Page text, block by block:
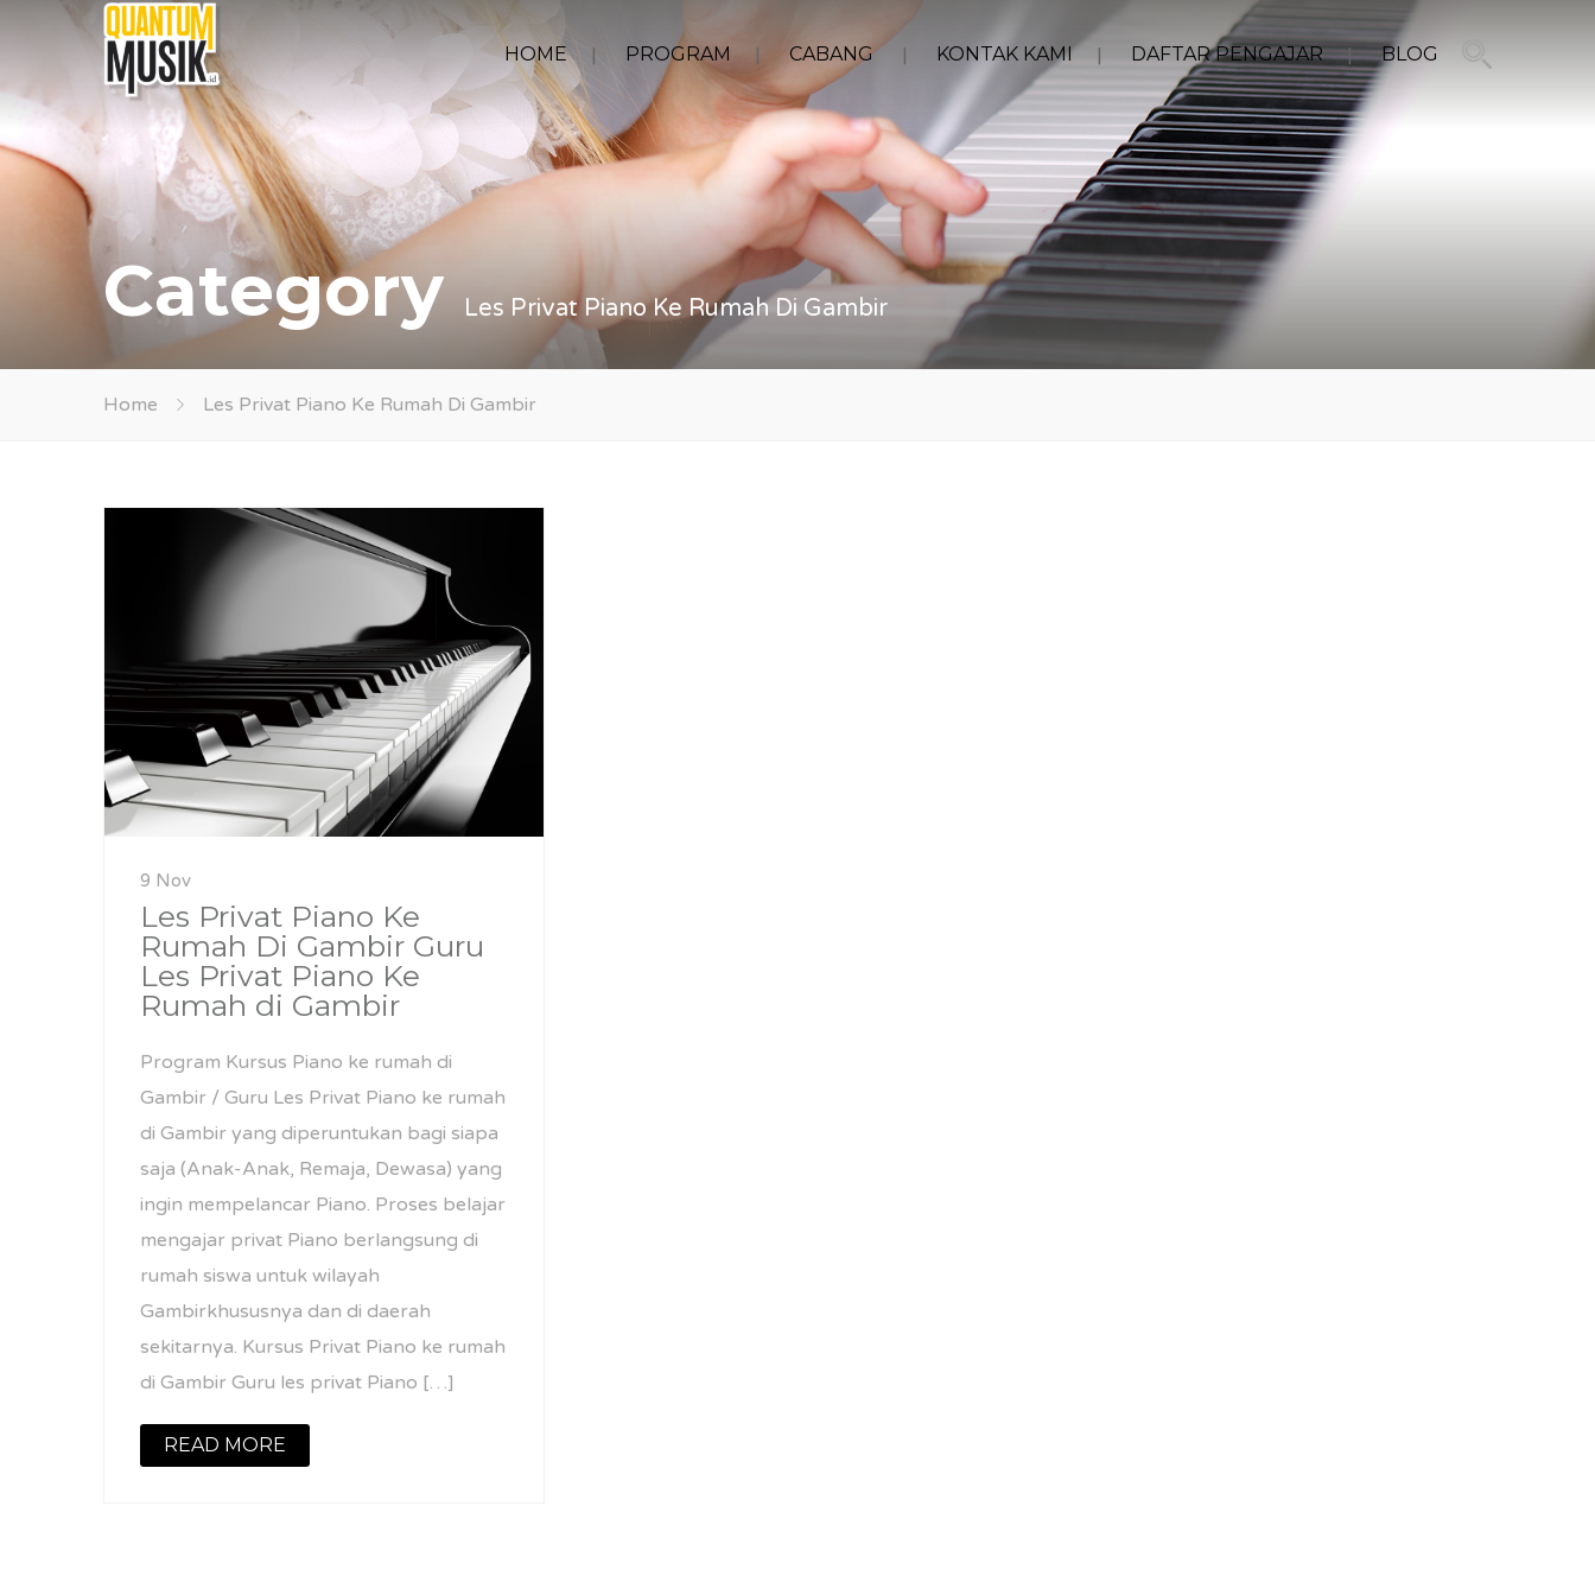
HOME PROGRAM CABANG KONTAK KAMI DAFTAR PENGAJAR BLOG
CategoryLes Privat Piano Ke Rumah Di Gambir
Home Les Privat Piano Ke Rumah Di Gambir
9 Nov
Les Privat Piano Ke
Rumah Di Gambir Guru
Les Privat Piano Ke
Rumah di Gambir
Program Kursus Piano ke rumah di
Gambir / Guru Les Privat Piano ke rumah
di Gambir yang diperuntukan bagi siapa
saja (Anak-Anak, Remaja, Dewasa) yang
ingin mempelancar Piano. Proses belajar
mengajar privat Piano berlangsung di
rumah siswa untuk wilayah
Gambirkhususnya dan di daerah
sekitarnya. Kursus Privat Piano ke rumah
di Gambir Guru les privat Piano […]
READ MORE